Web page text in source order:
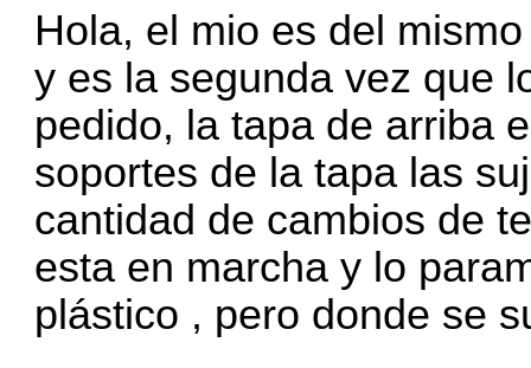
Hola, el mio es del
y es la segunda vez que
pedido, la tapa de arriba
soportes de la tapa las
cantidad de cambios de
esta en marcha y lo
plástico , pero donde se